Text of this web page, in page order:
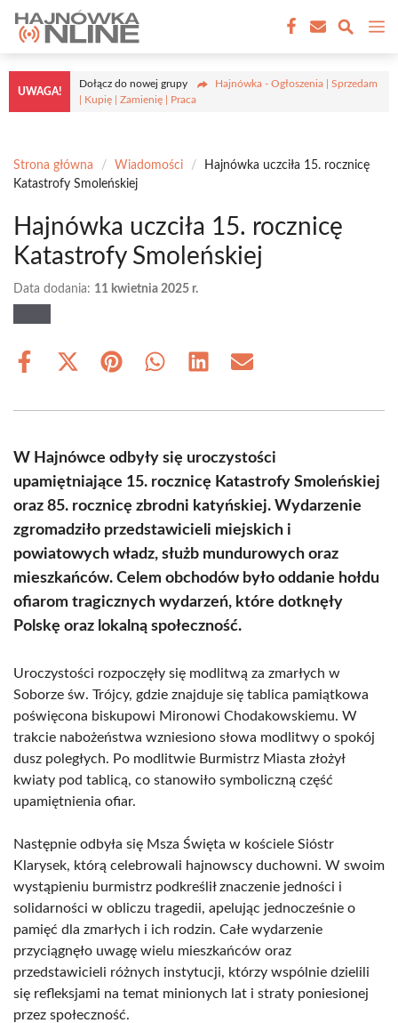
Przejdź
treści
UWAGA!
Dołącz do nowej grupy
Hajnówka - Ogłoszenia | Sprzedam
| Kupię | Zamienię | Praca
Strona główna / Wiadomości /
Hajnówka uczciła 15. rocznicę
Katastrofy Smoleńskiej
Hajnówka uczciła 15. rocznicę
Katastrofy Smoleńskiej
Data dodania: 11 kwietnia 2025 r.
Share
Share
(Twitter)
Share Share Share Share
W Hajnówce odbyły się uroczystości
upamiętniające 15. rocznicę Katastrofy Smoleńskiej
oraz 85. rocznicę zbrodni katyńskiej. Wydarzenie
zgromadziło przedstawicieli miejskich i
powiatowych władz, służb mundurowych oraz
mieszkańców. Celem obchodów było oddanie hołdu
ofiarom tragicznych wydarzeń, które dotknęły
Polskę oraz lokalną społeczność.
Uroczystości rozpoczęły się modlitwą za zmarłych w
Soborze św. Trójcy, gdzie znajduje się tablica pamiątkowa
poświęcona biskupowi Mironowi Chodakowskiemu. W
trakcie nabożeństwa wzniesiono słowa modlitwy o spokój
dusz poległych. Po modlitwie Burmistrz Miasta złożył
kwiaty pod tablicą, co stanowiło symboliczną część
upamiętnienia ofiar.
Następnie odbyła się Msza Święta w kościele Sióstr
Klarysek, którą celebrowali hajnowscy duchowni. W swoim
wystąpieniu burmistrz podkreślił znaczenie jedności i
solidarności w obliczu tragedii, apelując jednocześnie o
pamięć dla zmarłych i ich rodzin. Całe wydarzenie
przyciągnęło uwagę wielu mieszkańców oraz
przedstawicieli różnych instytucji, którzy wspólnie dzielili
się refleksjami na temat minionych lat i straty poniesionej
przez społeczność.